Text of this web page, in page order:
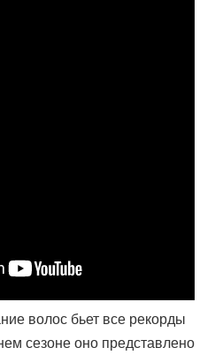
сезоне оно представлено